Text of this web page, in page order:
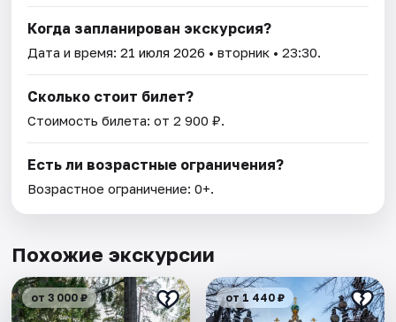
Когда запланирован экскурсия?
Дата и время:21 июля 2026 • вторник • 23:30.
Сколько стоит билет?
Стоимость билета: от 2 900 ₽.
Есть ли возрастные ограничения?
Возрастное ограничение: 0+.
Похожие экскурсии
от 3 000 ₽ от 1 440 ₽